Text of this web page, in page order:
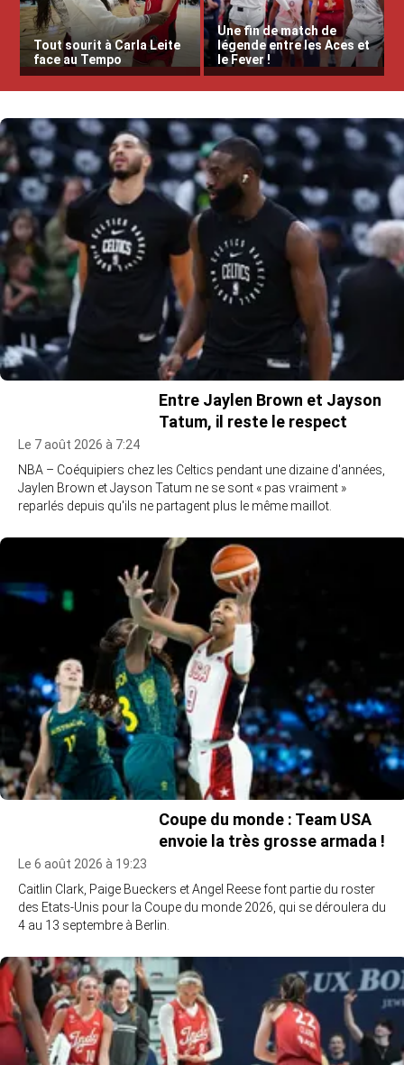
Tout sourit à Carla Leite
face au Tempo
Une fin de match de
légende entre les Aces et
le Fever !
Entre Jaylen Brown et Jayson
Tatum, il reste le respect
Le 7 août 2026 à 7:24
NBA – Coéquipiers chez les Celtics pendant une dizaine d'années,
Jaylen Brown et Jayson Tatum ne se sont « pas vraiment »
reparlés depuis qu'ils ne partagent plus le même maillot.
Coupe du monde : Team USA
envoie la très grosse armada !
Le 6 août 2026 à 19:23
Caitlin Clark, Paige Bueckers et Angel Reese font partie du roster
des Etats-Unis pour la Coupe du monde 2026, qui se déroulera du
4 au 13 septembre à Berlin.